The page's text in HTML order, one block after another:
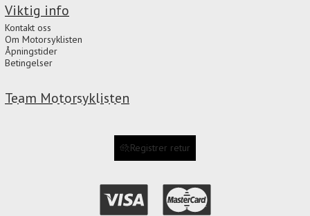
Team Motorsyklisten
Viktig info
Kontakt oss
Om Motorsyklisten
Åpningstider
Betingelser
Registrer retur